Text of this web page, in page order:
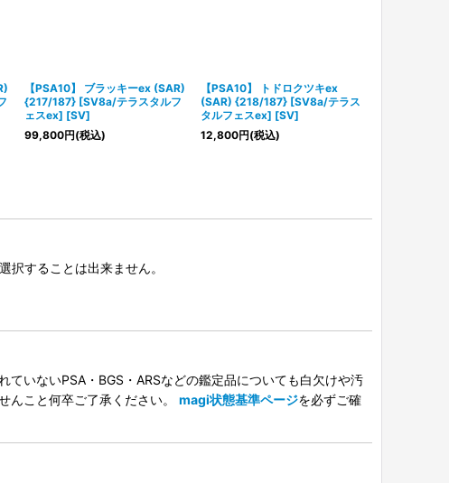
【PSA10】 ブラッキーex (SAR)
{217/187} [SV8a/テラスタルフ
ェスex] [SV]
99,800円(税込)
【PSA10】 トドロクツキex
(SAR) {218/187} [SV8a/テラス
タルフェスex] [SV]
12,800円(税込)
することは出来ません。
いないPSA・BGS・ARSなどの鑑定品についても白欠けや汚
んこと何卒ご了承ください。 magi状態基準ページを必ずご確